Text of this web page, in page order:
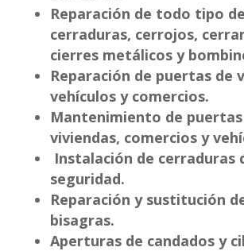
Reparación de todo tipo de
cerraduras, cerrojos,
cierres metálicos y
Reparación de puertas de
vehículos y comercios.
Mantenimiento de puertas
viviendas, comercios y
Instalación de cerraduras
seguridad.
Reparación y sustitución
bisagras.
Aperturas de candados y